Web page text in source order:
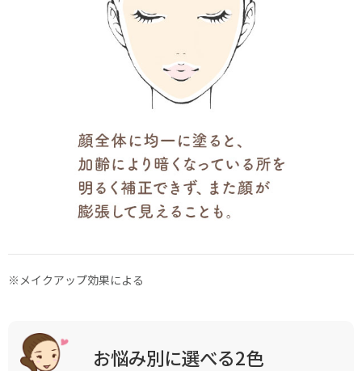
※メイクアップ効果による
お悩み別に選べる2色